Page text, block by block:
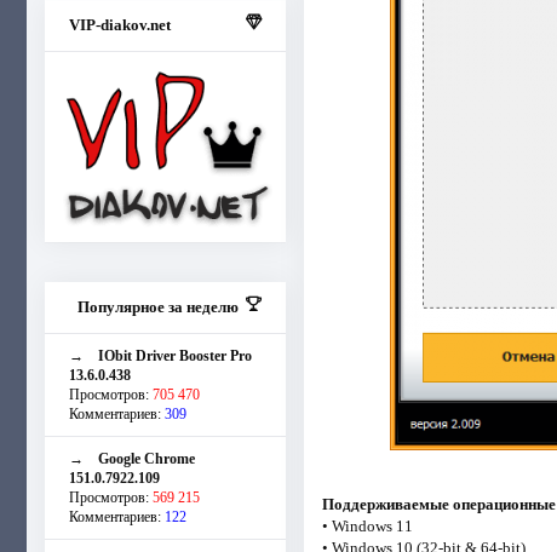
VIP-diakov.net
Популярное за неделю
→ IObit Driver Booster Pro
13.6.0.438
Просмотров: 705 470
Комментариев: 309
→ Google Chrome
151.0.7922.109
Просмотров: 569 215
Комментариев: 122
Поддерживаемые
• Windows 11
• Windows 10 (32-bit & 64-bit)